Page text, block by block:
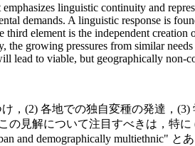
linguistic continuity and
demands. A linguistic response is
element is the independent
growing pressures from similar
lead to viable, but geographically non-
(2) 各地での独自変種の発達，
見解について注目すべきは，特
and demographically